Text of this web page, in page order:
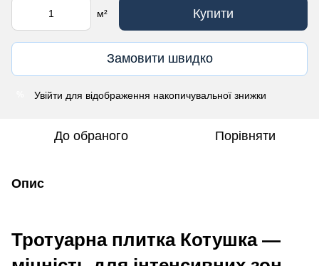
м² Купити
Замовити швидко
Увійти для відображення накопичувальної знижки
До обраного Порівняти
Опис
Тротуарна плитка Котушка —